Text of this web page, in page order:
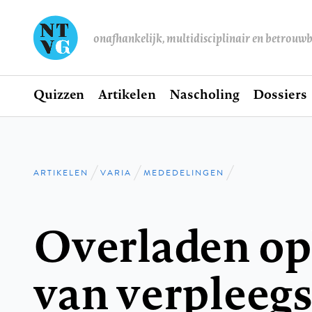
onafhankelijk, multidisciplinair en
Hoofdnavigatie
Home
Quizzen Artikelen Nascholing Dossiers
Kruimelpad
ARTIKELEN VARIA MEDEDELINGEN
Overladen
van